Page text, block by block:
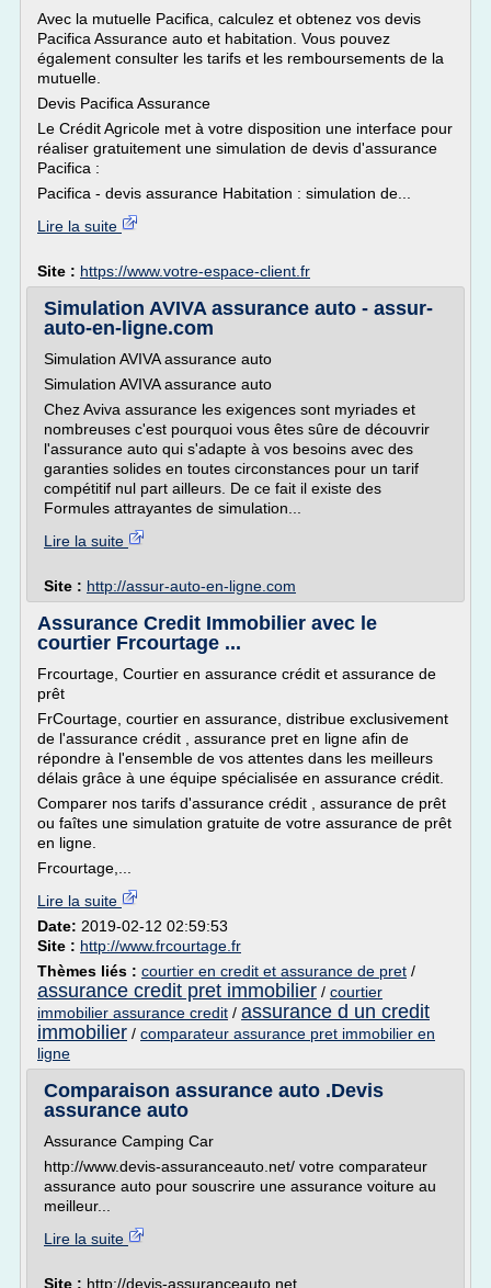
Avec la mutuelle Pacifica, calculez et obtenez vos devis
Pacifica Assurance auto et habitation. Vous pouvez
également consulter les tarifs et les remboursements de la
mutuelle.
Devis Pacifica Assurance
Le Crédit Agricole met à votre disposition une interface pour
réaliser gratuitement une simulation de devis d'assurance
Pacifica :
Pacifica - devis assurance Habitation : simulation de...
Lire la suite
Site : https://www.votre-espace-client.fr
Simulation AVIVA assurance auto - assur-
auto-en-ligne.com
Simulation AVIVA assurance auto
Simulation AVIVA assurance auto
Chez Aviva assurance les exigences sont myriades et
nombreuses c'est pourquoi vous êtes sûre de découvrir
l'assurance auto qui s'adapte à vos besoins avec des
garanties solides en toutes circonstances pour un tarif
compétitif nul part ailleurs. De ce fait il existe des
Formules attrayantes de simulation...
Lire la suite
Site : http://assur-auto-en-ligne.com
Assurance Credit Immobilier avec le
courtier Frcourtage ...
Frcourtage, Courtier en assurance crédit et assurance de
prêt
FrCourtage, courtier en assurance, distribue exclusivement
de l'assurance crédit , assurance pret en ligne afin de
répondre à l'ensemble de vos attentes dans les meilleurs
délais grâce à une équipe spécialisée en assurance crédit.
Comparer nos tarifs d'assurance crédit , assurance de prêt
ou faîtes une simulation gratuite de votre assurance de prêt
en ligne.
Frcourtage,...
Lire la suite
Date: 2019-02-12 02:59:53
Site : http://www.frcourtage.fr
Thèmes liés : courtier en credit et assurance de pret /
assurance credit pret immobilier / courtier
immobilier assurance credit / assurance d un credit
immobilier / comparateur assurance pret immobilier en
ligne
Comparaison assurance auto .Devis
assurance auto
Assurance Camping Car
http://www.devis-assuranceauto.net/ votre comparateur
assurance auto pour souscrire une assurance voiture au
meilleur...
Lire la suite
Site : http://devis-assuranceauto.net